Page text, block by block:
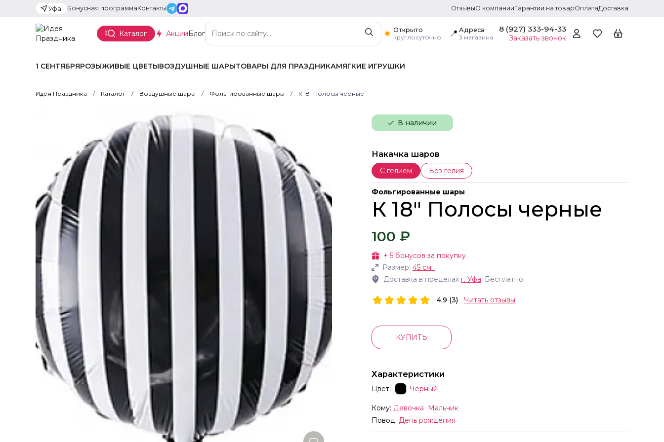
Уфа Бонусная программаКонтакты ОтзывыО компанииГарантии на товарОплатаДоставка
Каталог АкцииБлог
Открыто
круглосуточно
📍 Адреса
3 магазина
8 (927) 333-94-33
Заказать звонок
1 СЕНТЯБРЯРОЗЫЖИВЫЕ ЦВЕТЫВОЗДУШНЫЕ ШАРЫТОВАРЫ ДЛЯ ПРАЗДНИКАМЯГКИЕ ИГРУШКИ
Идея Праздника Каталог Воздушные шары Фольгированные шары К 18" Полосы черные
В наличии
Накачка шаров
С гелием Без гелия
Фольгированные шары
К 18" Полосы черные
100 ₽
+ 5 бонусов за покупку
Размер: 45 см
Доставка в пределах г. Уфа: Бесплатно
4.9 (3) Читать отзывы
КУПИТЬ
Характеристики
Цвет: Черный
Кому: Девочка
Мальчик
Повод: День рождения